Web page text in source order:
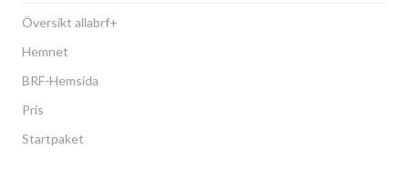
Översikt allabrf+
Hemnet
BRF-Hemsida
Pris
Startpaket